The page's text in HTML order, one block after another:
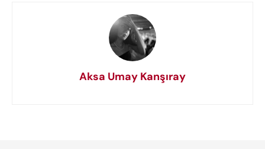
Aksa Umay Kanşıray